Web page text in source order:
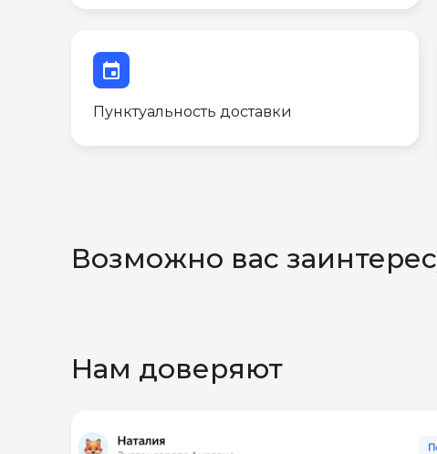
event
Пунктуальность доставки
Возможно вас
Нам доверяют